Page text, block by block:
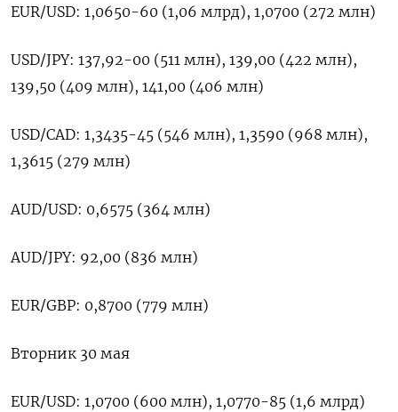
EUR/USD: 1,0650-60 (1,06 млрд), 1,0700 (272 млн)
USD/JPY: 137,92-00 (511 млн), 139,00 (422 млн),
139,50 (409 млн), 141,00 (406 млн)
USD/CAD: 1,3435-45 (546 млн), 1,3590 (968 млн),
1,3615 (279 млн)
AUD/USD: 0,6575 (364 млн)
AUD/JPY: 92,00 (836 млн)
EUR/GBP: 0,8700 (779 млн)
Вторник 30 мая
EUR/USD: 1,0700 (600 млн), 1,0770-85 (1,6 млрд)